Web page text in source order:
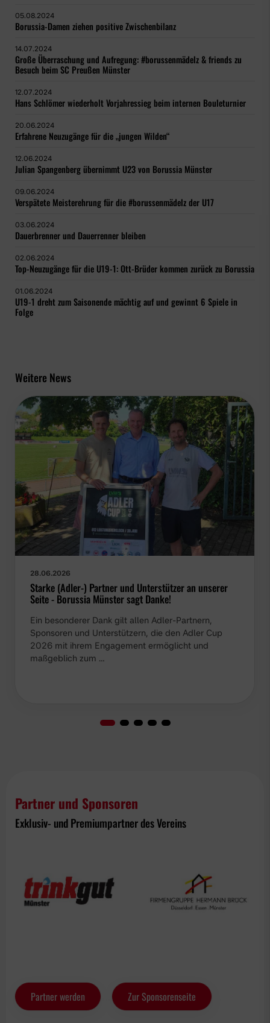
05.08.2024
Borussia-Damen ziehen positive Zwischenbilanz
14.07.2024
Große Überraschung und Aufregung: #borussenmädelz & friends zu
Besuch beim SC Preußen Münster
12.07.2024
Hans Schlömer wiederholt Vorjahressieg beim internen Bouleturnier
20.06.2024
Erfahrene Neuzugänge für die „jungen Wilden“
12.06.2024
Julian Spangenberg übernimmt U23 von Borussia Münster
09.06.2024
Verspätete Meisterehrung für die #borussenmädelz der U17
03.06.2024
Dauerbrenner und Dauerrenner bleiben
02.06.2024
Top-Neuzugänge für die U19-1: Ott-Brüder kommen zurück zu Borussia
01.06.2024
U19-1 dreht zum Saisonende mächtig auf und gewinnt 6 Spiele in
Folge
Weitere News
28.06.2026
Starke (Adler-) Partner und Unterstützer an unserer
Seite - Borussia Münster sagt Danke!
Ein besonderer Dank gilt allen Adler-Partnern,
Sponsoren und Unterstützern, die den Adler Cup
2026 mit ihrem Engagement ermöglicht und
maßgeblich zum …
Partner und Sponsoren
Exklusiv- und Premiumpartner des Vereins
Partner werden Zur Sponsorenseite